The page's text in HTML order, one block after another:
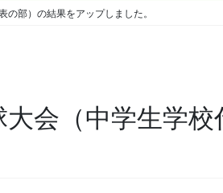
部）の結果をアップしました。
会（中学生学